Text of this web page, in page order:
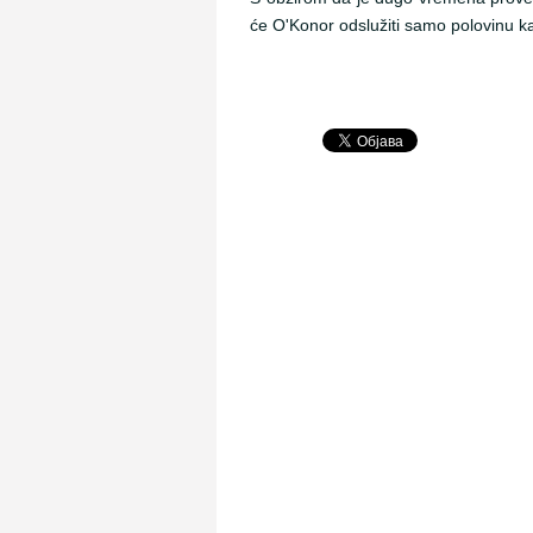
će O'Konor odslužiti samo polovinu